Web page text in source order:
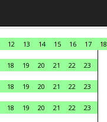
12 13 14 15 16 17 18
18 19 20 21 22
23
18 19 20 21 22
23
18 19 20 21 22
23